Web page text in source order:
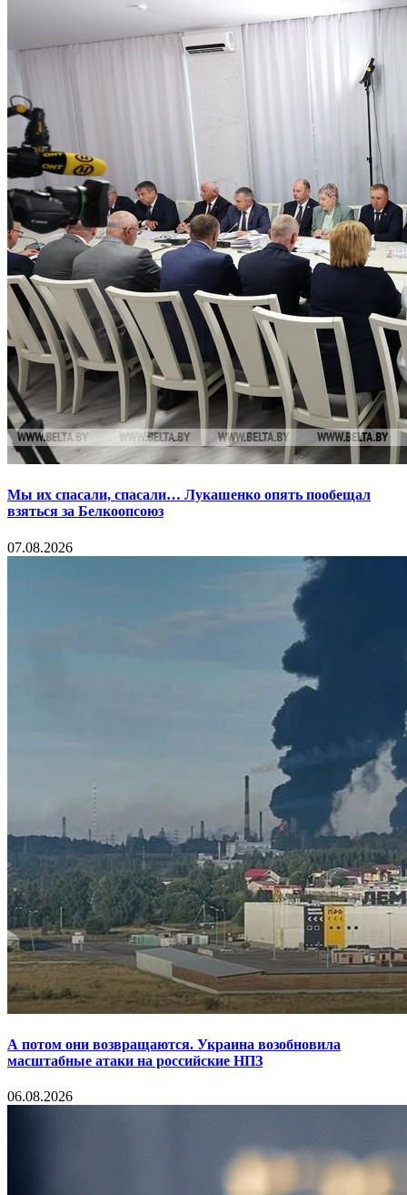
Мы их спасали, спасали… Лукашенко опять пообещал
взяться за Белкоопсоюз
07.08.2026
А потом они возвращаются. Украина возобновила
масштабные атаки на российские НПЗ
06.08.2026